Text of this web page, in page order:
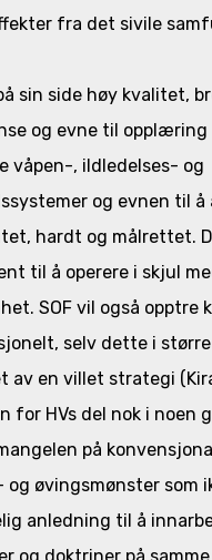
fra det sivile
sin side høy kvalitet,
og evne til opplæring
våpen-, ildledelses- og
og evnen til å
hardt og målrettet.
til å operere i skjul
SOF vil også opptre
selv dette i
av en villet strategi
for HVs del nok i noen
på
øvingsmønster som
anledning til å
og doktriner på